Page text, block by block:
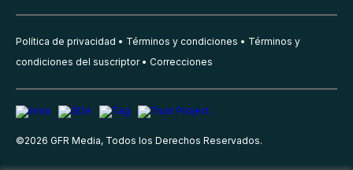
Política de privacidad Términos y condiciones
Términos y
condiciones del suscriptor
Correcciones
©2026 GFR Media, Todos los Derechos Reservados.